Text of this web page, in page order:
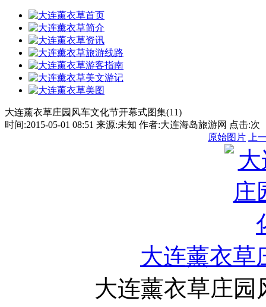
大连薰衣草庄园风车文化节开幕式图集(11)
时间:2015-05-01 08:51 来源:未知 作者:大连海岛旅游网 点击:次
原始图片
上
大连薰衣草
大连薰衣草庄园